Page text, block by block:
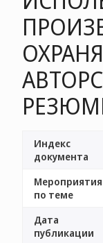
Индекс
документа
Мероприятия
по теме
Дата
публикации